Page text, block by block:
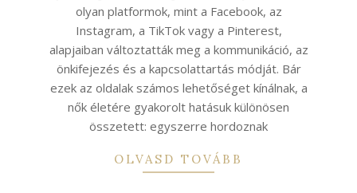
olyan platformok, mint a Facebook, az
Instagram, a TikTok vagy a Pinterest,
alapjaiban változtatták meg a kommunikáció, az
önkifejezés és a kapcsolattartás módját. Bár
ezek az oldalak számos lehetőséget kínálnak, a
nők életére gyakorolt hatásuk különösen
összetett: egyszerre hordoznak
OLVASD TOVÁBB